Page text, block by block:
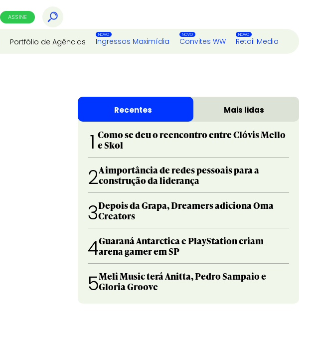
ASSINE
Portfólio de Agências Ingressos Maximídia Convites WW Retail Media
Recentes Mais lidas
1 Como se deu o reencontro entre Clóvis Mello
e Skol
2A importância de redes pessoais para a
construção da liderança
3Depois da Grapa, Dreamers adiciona Oma
Creators
4Guaraná Antarctica e PlayStation criam
arena gamer em SP
5Meli Music terá Anitta, Pedro Sampaio e
Gloria Groove